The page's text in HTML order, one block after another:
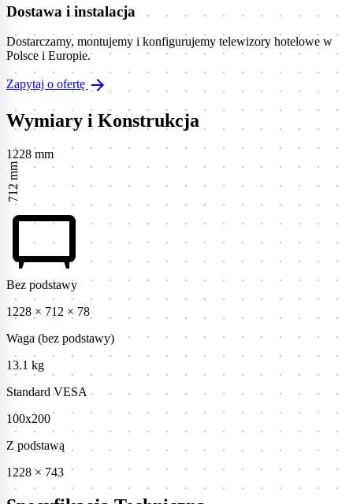
Dostawa i instalacja
Dostarczamy, montujemy i konfigurujemy telewizory hotelowe w
Polsce i Europie.
Zapytaj o ofertę arrow_forward
Wymiary i Konstrukcja
1228 mm
712 mm
tv_gen
Bez podstawy
1228 × 712 × 78
Waga (bez podstawy)
13.1 kg
Standard VESA
100x200
Z podstawą
1228 × 743